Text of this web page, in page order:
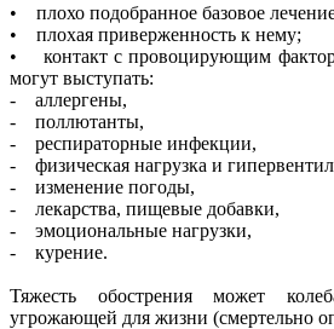
• плохо подобранное базовое
• плохая приверженность к нему;
• контакт с провоцирующим
могут выступать:
- аллергены,
- поллютанты,
- респираторные инфекции,
- физическая нагрузка и
- изменение погоды,
- лекарства, пищевые добавки,
- эмоциональные нагрузки,
- курение.
Тяжесть обострения может
угрожающей для жизни (смертельно